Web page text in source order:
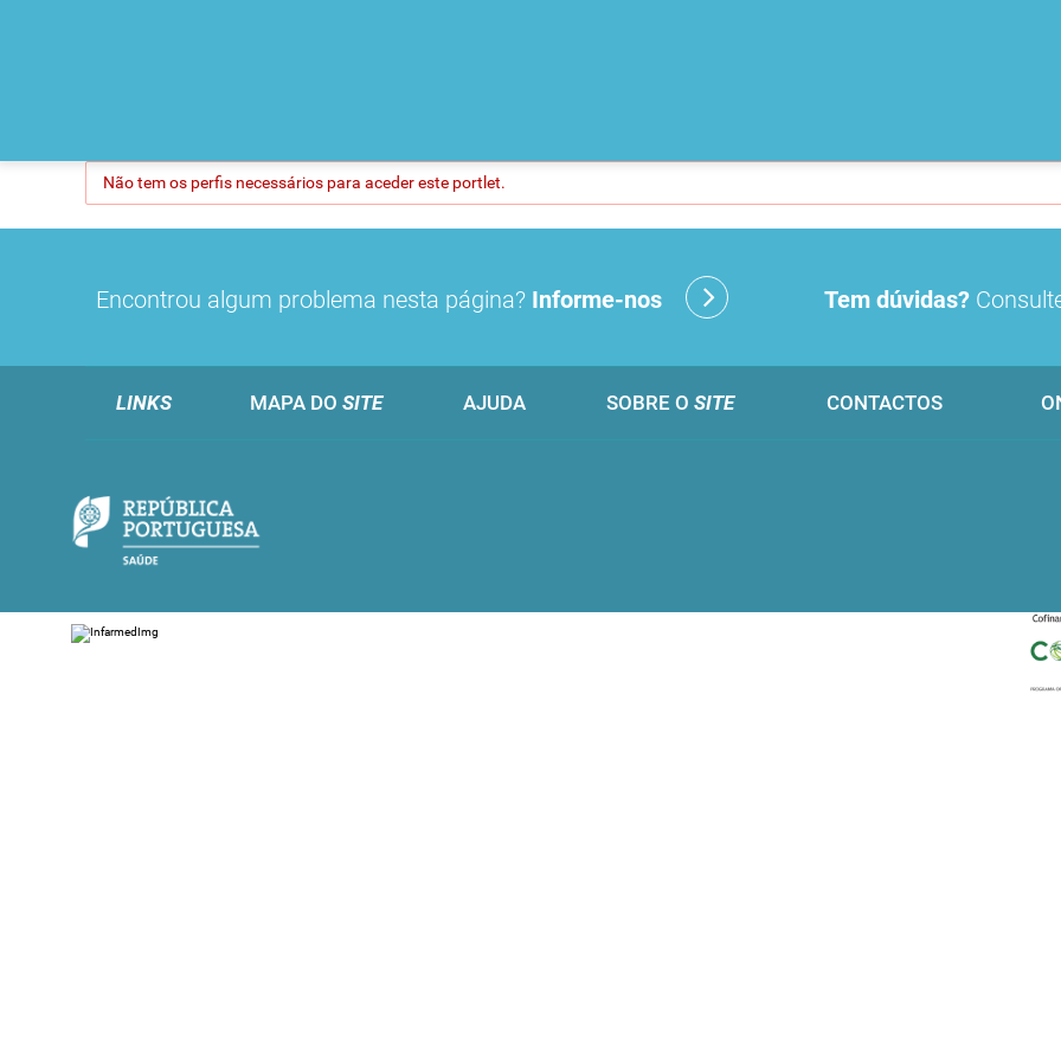
Não tem os perfis necessários para aceder este portlet.
Encontrou algum problema nesta página? Informe-nos Tem dúvidas?
LINKS MAPA DO SITE AJUDA SOBRE O SITE CONTACTOS